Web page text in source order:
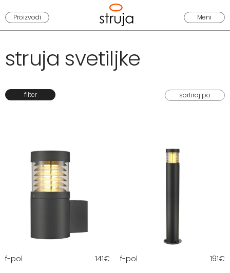
Proizvodi Meni
struja svetiljke
filter
f-pol 141€ f-pol 191€